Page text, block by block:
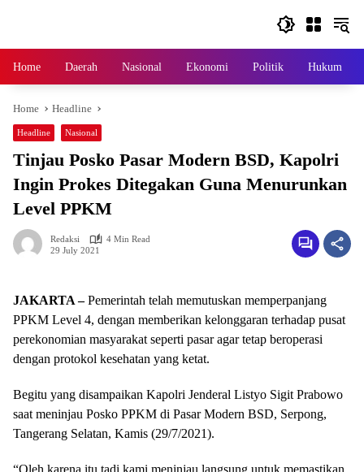
Home Daerah Nasional Ekonomi Politik Hukum
Home Headline
Headline Nasional
Tinjau Posko Pasar Modern BSD, Kapolri
Ingin Prokes Ditegakan Guna Menurunkan
Level PPKM
Redaksi
4 Min Read
29 July 2021
JAKARTA –Pemerintah telah memutuskan memperpanjang
PPKM Level 4, dengan memberikan kelonggaran terhadap pusat
perekonomian masyarakat seperti pasar agar tetap beroperasi
dengan protokol kesehatan yang ketat.
Begitu yang disampaikan Kapolri Jenderal Listyo Sigit Prabowo
saat meninjau Posko PPKM di Pasar Modern BSD, Serpong,
Tangerang Selatan, Kamis (29/7/2021).
“Oleh karena itu tadi kami meninjau langsung untuk memastikan